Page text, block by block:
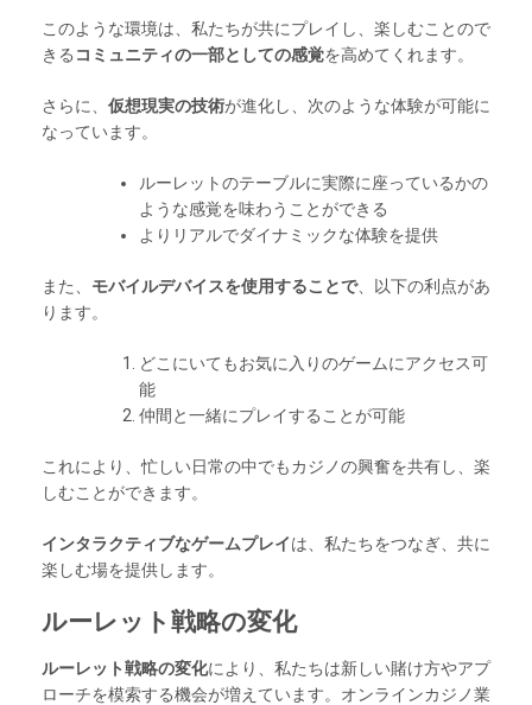
このような環境は、私たちが共にプレイし、楽しむことので
きる コミュニティの一部としての感覚を高めてくれます。
さらに、 仮想現実の技術が進化し、次のような体験が可能に
なっています。
ルーレットのテーブルに実際に座っているかの
ような感覚を味わうことができる
よりリアルでダイナミックな体験を提供
また、 モバイルデバイスを使用することで、以下の利点があ
ります。
どこにいてもお気に入りのゲームにアクセス可
能
仲間と一緒にプレイすることが可能
これにより、忙しい日常の中でもカジノの興奮を共有し、楽
しむことができます。
インタラクティブなゲームプレイは、私たちをつなぎ、共に
楽しむ場を提供します。
ルーレット戦略の変化
ルーレット戦略の変化により、私たちは新しい賭け方やアプ
ローチを模索する機会が増えています。オンラインカジノ業